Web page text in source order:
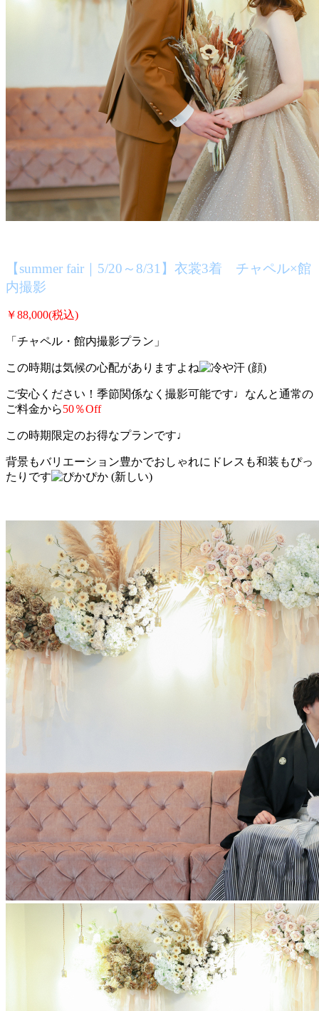
【summer fair｜5/20～8/31】衣裳3着 チャペル×館
内撮影
￥88,000(税込)
「チャペル・館内撮影プラン」
この時期は気候の心配がありますよね
ご安心ください！季節関係なく撮影可能です♩なんと通常の
ご料金から50％Off
この時期限定のお得なプランです♩
背景もバリエーション豊かでおしゃれにドレスも和装もぴっ
たりです